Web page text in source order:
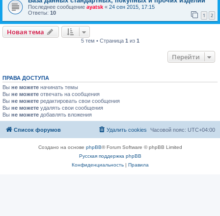
Последнее сообщение ayatsk « 24 сен 2015, 17:15
Ответы: 10 1 2
Новая тема
5 тем • Страница 1 из 1
Перейти
ПРАВА ДОСТУПА
Вы не можете начинать темы
Вы не можете отвечать на сообщения
Вы не можете редактировать свои сообщения
Вы не можете удалять свои сообщения
Вы не можете добавлять вложения
Список форумов Часовой пояс: UTC+04:00
Удалить cookies
Создано на основе phpBB® Forum Software © phpBB Limited
Русская поддержка phpBB
Конфиденциальность| Правила